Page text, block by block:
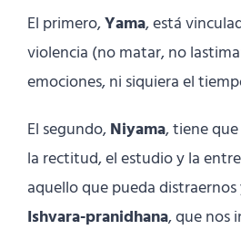
El primero,Yama, está
violencia (no matar, no
emociones, ni siquiera el
El segundo,Niyama, tiene
la rectitud, el estudio y la
aquello que pueda
Ishvara-pranidhana, que nos